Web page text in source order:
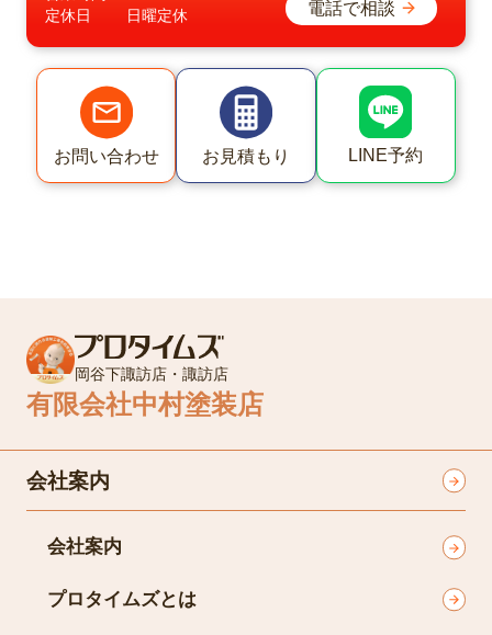
定休日
日曜定休 電話で相談
お問い合わせ お見積もり LINE予約
岡谷下諏訪店・諏訪店
有限会社中村塗装店
会社案内
会社案内
プロタイムズとは